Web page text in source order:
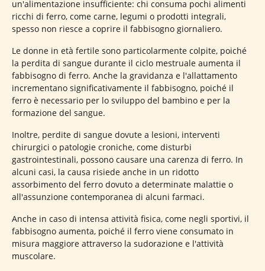
un'alimentazione insufficiente: chi consuma pochi alimenti
ricchi di ferro, come carne, legumi o prodotti integrali,
spesso non riesce a coprire il fabbisogno giornaliero.
Le donne in età fertile sono particolarmente colpite, poiché
la perdita di sangue durante il ciclo mestruale aumenta il
fabbisogno di ferro. Anche la gravidanza e l'allattamento
incrementano significativamente il fabbisogno, poiché il
ferro è necessario per lo sviluppo del bambino e per la
formazione del sangue.
Inoltre, perdite di sangue dovute a lesioni, interventi
chirurgici o patologie croniche, come disturbi
gastrointestinali, possono causare una carenza di ferro. In
alcuni casi, la causa risiede anche in un ridotto
assorbimento del ferro dovuto a determinate malattie o
all'assunzione contemporanea di alcuni farmaci.
Anche in caso di intensa attività fisica, come negli sportivi, il
fabbisogno aumenta, poiché il ferro viene consumato in
misura maggiore attraverso la sudorazione e l'attività
muscolare.